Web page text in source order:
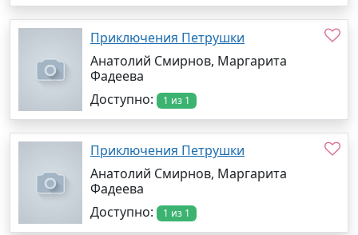
Приключения Петрушки
Анатолий Смирнов, Маргарита
Фадеева
Доступно:
1 из 1
Приключения Петрушки
Анатолий Смирнов, Маргарита
Фадеева
Доступно:
1 из 1